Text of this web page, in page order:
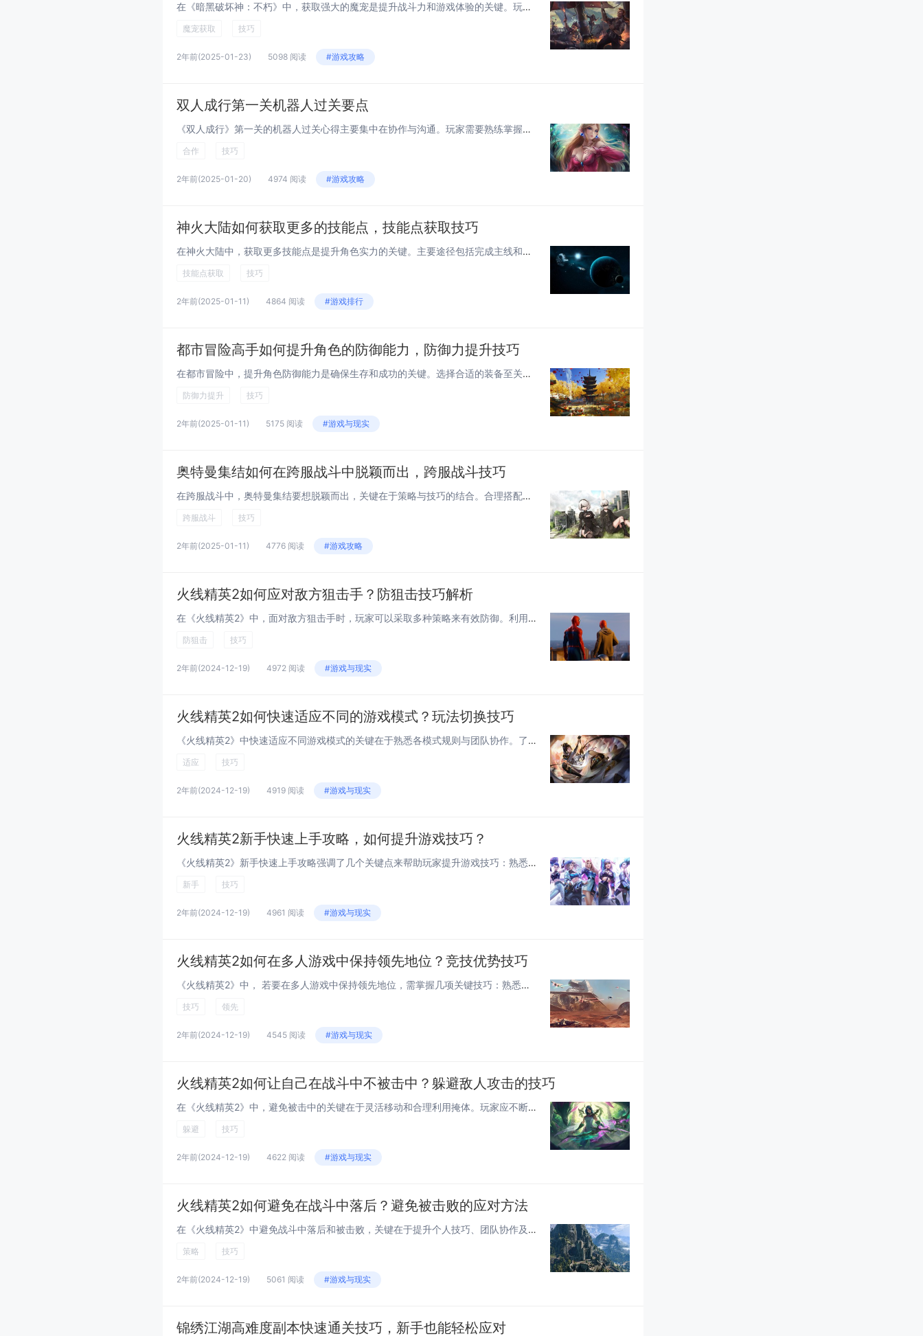
在《暗黑破坏神：不朽》中，获取强大的魔宠是提升战斗力和游戏体验的关键。玩家应重点关注通过日常任务和副本挑战获得的宠物碎片，这是最稳定且成本较低的途径。参与限时活动和特殊事件往往能带来稀有魔宠或其合成材料，务必抓住机会。合理利用商城中的道具，...
魔宠获取 技巧
2年前(2025-01-23) 5098 阅读 #游戏攻略
双人成行第一关机器人过关要点
《双人成行》第一关的机器人过关心得主要集中在协作与沟通。玩家需要熟练掌握角色的基本操作，如移动、跳跃和互动。本关强调双人配合，例如在解决谜题时，一人负责吸引敌人注意，另一人则趁机完成任务。关键在于保持良好的沟通，确保双方同步行动。游戏中有许...
合作 技巧
2年前(2025-01-20) 4974 阅读 #游戏攻略
神火大陆如何获取更多的技能点，技能点获取技巧
在神火大陆中，获取更多技能点是提升角色实力的关键。主要途径包括完成主线和支线任务，每完成一个任务都会获得一定数量的技能点。参与日常活动和限时活动也是重要方式，如竞技场、副本挑战等，不仅能获得技能点，还能赢取珍贵道具。通过击败特定BOSS或完...
技能点获取 技巧
2年前(2025-01-11) 4864 阅读 #游戏排行
都市冒险高手如何提升角色的防御能力，防御力提升技巧
在都市冒险中，提升角色防御能力是确保生存和成功的关键。选择合适的装备至关重要，优先考虑高防御值的护甲和配饰，并通过强化系统进一步提升其属性。技能搭配也影响防御效果，学习诸如“护盾生成”或“闪避增强”等技能，可以在关键时刻减少伤害。合理利用环...
防御力提升 技巧
2年前(2025-01-11) 5175 阅读 #游戏与现实
奥特曼集结如何在跨服战斗中脱颖而出，跨服战斗技巧
在跨服战斗中，奥特曼集结要想脱颖而出，关键在于策略与技巧的结合。合理搭配队伍至关重要，确保不同属性的奥特曼相互补充，提升整体战斗力。熟悉对手的弱点和攻击模式，灵活调整战术，利用技能连招打出高额伤害。资源管理也不容忽视，及时升级装备和技能，增...
跨服战斗 技巧
2年前(2025-01-11) 4776 阅读 #游戏攻略
火线精英2如何应对敌方狙击手？防狙击技巧解析
在《火线精英2》中，面对敌方狙击手时，玩家可以采取多种策略来有效防御。利用地形和障碍物进行掩护，避免长时间暴露在开阔地带。频繁变换行动路线和速度，使对方难以锁定目标。使用烟雾弹或闪光弹等道具干扰狙击手视线，为自己创造反击机会。与队友保持良好...
防狙击 技巧
2年前(2024-12-19) 4972 阅读 #游戏与现实
火线精英2如何快速适应不同的游戏模式？玩法切换技巧
《火线精英2》中快速适应不同游戏模式的关键在于熟悉各模式规则与团队协作。了解每种模式的核心目标，如团队竞技注重击杀数，爆破模式则需精准执行攻防策略。选择适合当前模式的武器与技能，比如在生化模式中使用高爆发伤害的武器对抗僵尸。多观察队友动向，...
适应 技巧
2年前(2024-12-19) 4919 阅读 #游戏与现实
火线精英2新手快速上手攻略，如何提升游戏技巧？
《火线精英2》新手快速上手攻略强调了几个关键点来帮助玩家提升游戏技巧：熟悉游戏的基本操作和控制是基础，包括移动、射击和使用特殊技能。选择适合自己的角色和武器至关重要，不同角色拥有独特的技能，合理搭配可以发挥更大作用。了解地图布局和战略要点，...
新手 技巧
2年前(2024-12-19) 4961 阅读 #游戏与现实
火线精英2如何在多人游戏中保持领先地位？竞技优势技巧
《火线精英2》中， 若要在多人游戏中保持领先地位，需掌握几项关键技巧：熟悉地图布局和战略要点，利用地形优势进行伏击或撤退。选择适合自己的角色和武器，发挥个人特长。团队合作至关重要，有效沟通与配合能显著提高胜率。保持冷静，快速反应，精准判断敌...
技巧 领先
2年前(2024-12-19) 4545 阅读 #游戏与现实
火线精英2如何让自己在战斗中不被击中？躲避敌人攻击的技巧
在《火线精英2》中，避免被击中的关键在于灵活移动和合理利用掩体。玩家应不断变换位置，避免长时间停留在同一地点，减少被瞄准的机会。利用地图中的障碍物作为掩护，可以在敌人射击时提供保护，同时观察敌人的动向，寻找反击时机。掌握跳跃、滑行等动作，可...
躲避 技巧
2年前(2024-12-19) 4622 阅读 #游戏与现实
火线精英2如何避免在战斗中落后？避免被击败的应对方法
在《火线精英2》中避免战斗中落后和被击败，关键在于提升个人技巧、团队协作及合理利用地图。玩家应熟悉各种武器特性，选择适合自己的装备；保持移动，利用掩体减少伤害；与队友保持沟通，制定战术，互相支援。掌握地图中的关键点位，灵活运用道具，如烟雾弹...
策略 技巧
2年前(2024-12-19) 5061 阅读 #游戏与现实
锦绣江湖高难度副本快速通关技巧，新手也能轻松应对